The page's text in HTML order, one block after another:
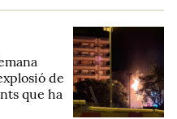
de
que ha